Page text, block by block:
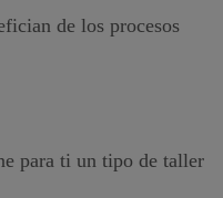
de los procesos
para ti un tipo de taller